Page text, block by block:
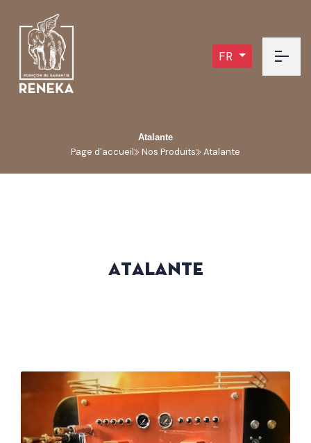
FR
Atalante
Page d'accueil Nos Produits Atalante
Atalante